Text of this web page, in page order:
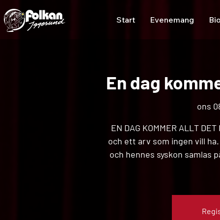
Start Evenemang
En dag
ons
EN DAG KOMMER ALLT
och ett arv som ingen vill
och hennes syskon samlas